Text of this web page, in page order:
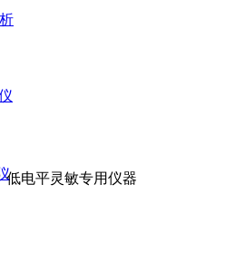
低电平灵敏专用仪器